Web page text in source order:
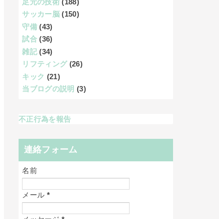
足元の技術 (188)
サッカー脳 (150)
守備 (43)
試合 (36)
雑記 (34)
リフティング (26)
キック (21)
当ブログの説明 (3)
不正行為を報告
連絡フォーム
名前
メール *